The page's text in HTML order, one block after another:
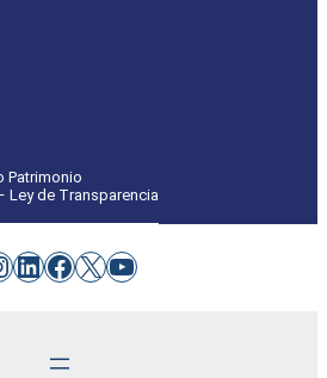
Patrimonio
Ley de Transparencia
LinkedIn
Facebook
X YouTube